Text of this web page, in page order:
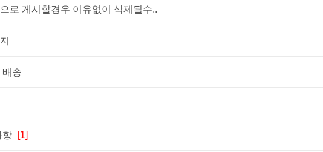
로 게시할경우 이유없이 삭제될수..
배송
항 [1]